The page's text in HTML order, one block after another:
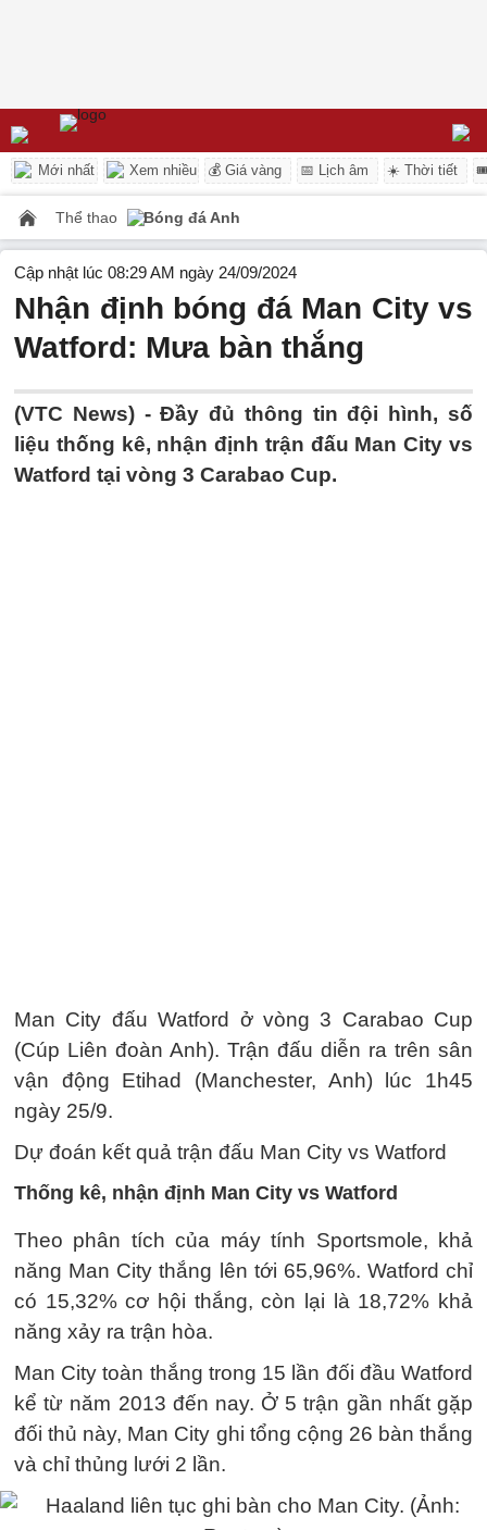
Mới nhất Xem nhiều 💰 Giá vàng 📅 Lịch âm ☀️ Thời tiết
Thể thao Bóng đá Anh
Cập nhật lúc 08:29 AM ngày 24/09/2024
Nhận định bóng đá Man City vs
Watford: Mưa bàn thắng
(VTC News) -Đầy đủ thông tin đội hình, số
liệu thống kê, nhận định trận đấu Man City vs
Watford tại vòng 3 Carabao Cup.
Man City đấu Watford ở vòng 3 Carabao Cup
(Cúp Liên đoàn Anh). Trận đấu diễn ra trên sân
vận động Etihad (Manchester, Anh) lúc 1h45
ngày 25/9.
Dự đoán kết quả trận đấu Man City vs Watford
Thống kê, nhận định Man City vs Watford
Theo phân tích của máy tính Sportsmole, khả
năng Man City thắng lên tới 65,96%. Watford chỉ
có 15,32% cơ hội thắng, còn lại là 18,72% khả
năng xảy ra trận hòa.
Man City toàn thắng trong 15 lần đối đầu Watford
kể từ năm 2013 đến nay. Ở 5 trận gần nhất gặp
đối thủ này, Man City ghi tổng cộng 26 bàn thắng
và chỉ thủng lưới 2 lần.